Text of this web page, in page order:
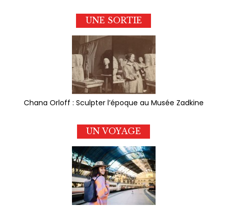
UNE SORTIE
Chana Orloff : Sculpter l’époque au Musée Zadkine
UN VOYAGE